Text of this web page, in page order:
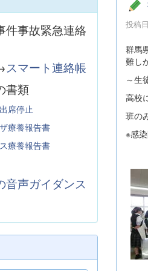
投稿
群馬
難し
～生
高校
班の
※感
件事故緊急連絡
スマート連絡帳
書類
席停止
療養報告書
療養報告書
音声ガイダンス